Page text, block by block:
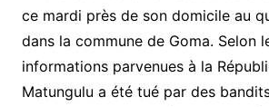
ce mardi près de son domicile au
dans la commune de Goma. Selon
informations parvenues à la
Matungulu a été tué par des